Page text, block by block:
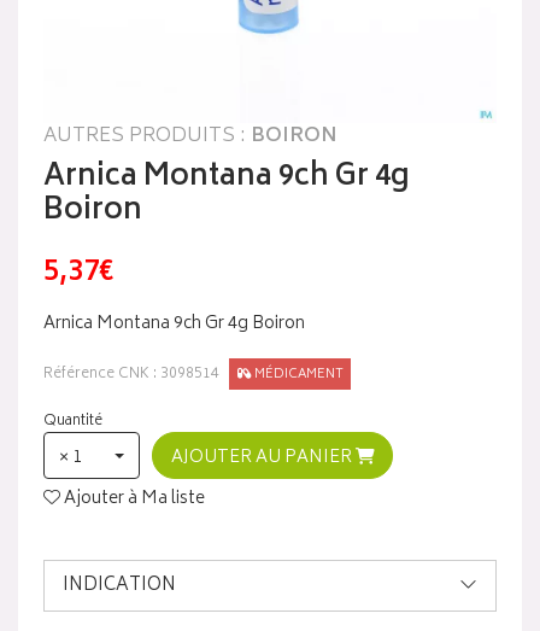
AUTRES PRODUITS : BOIRON
Arnica Montana 9ch Gr 4g
Boiron
5,37€
Arnica Montana 9ch Gr 4g Boiron
Référence CNK : 3098514 MÉDICAMENT
Quantité
× 1
AJOUTER AU PANIER
Ajouter à Ma liste
INDICATION